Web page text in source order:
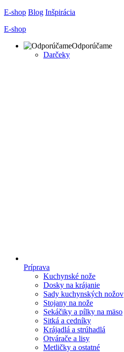
E-shop Blog Inšpirácia
E-shop
Odporúčame
Darčeky
Príprava
Kuchynské nože
Dosky na krájanie
Sady kuchynských nožov
Stojany na nože
Sekáčiky a pílky na mäso
Sitká a cedníky
Krájadlá a strúhadlá
Otvárače a lisy
Metličky a ostatné